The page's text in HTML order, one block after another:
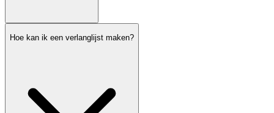
Hoe kan ik een verlanglijst maken?